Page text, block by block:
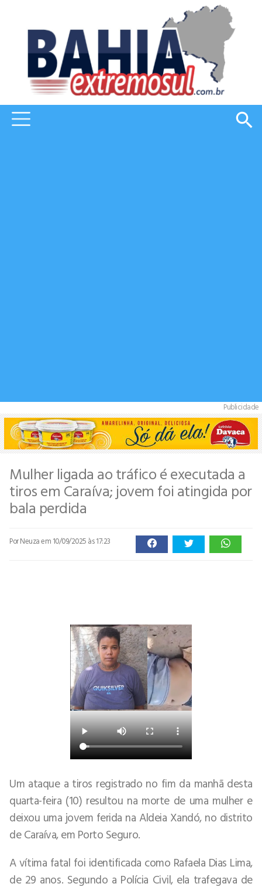
Publicidade
Mulher ligada ao tráfico é executada a
tiros em Caraíva; jovem foi atingida por
bala perdida
Por Neuzaem 10/09/2025 às 17:23
Um ataque a tiros registrado no fim da manhã desta
quarta-feira (10) resultou na morte de uma mulher e
deixou uma jovem ferida na Aldeia Xandó, no distrito
de Caraíva, em Porto Seguro.
A vítima fatal foi identificada como Rafaela Dias Lima,
de 29 anos. Segundo a Polícia Civil, ela trafegava de